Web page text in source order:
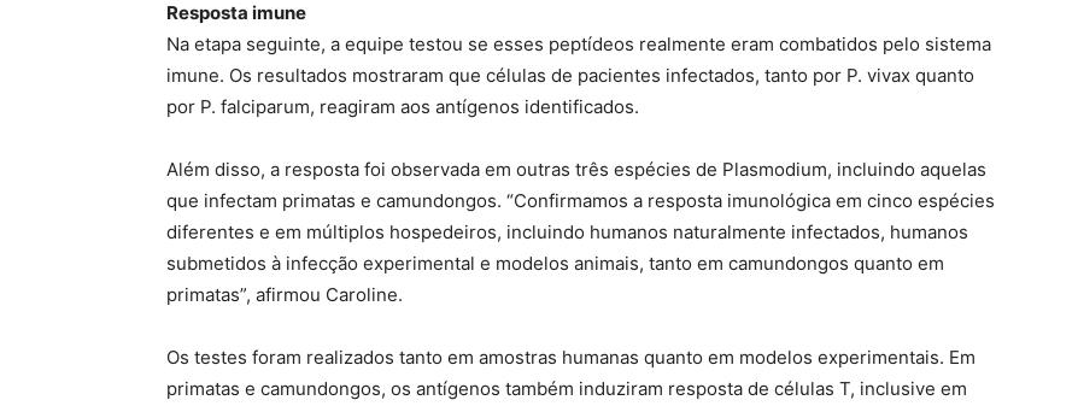
Resposta imune
Na etapa seguinte, a equipe testou se esses peptídeos realmente eram combatidos pelo sistema
imune. Os resultados mostraram que células de pacientes infectados, tanto por P. vivax quanto
por P. falciparum, reagiram aos antígenos identificados.
Além disso, a resposta foi observada em outras três espécies de Plasmodium, incluindo aquelas
que infectam primatas e camundongos. “Confirmamos a resposta imunológica em cinco espécies
diferentes e em múltiplos hospedeiros, incluindo humanos naturalmente infectados, humanos
submetidos à infecção experimental e modelos animais, tanto em camundongos quanto em
primatas”, afirmou Caroline.
Os testes foram realizados tanto em amostras humanas quanto em modelos experimentais. Em
primatas e camundongos, os antígenos também induziram resposta de células T, inclusive em